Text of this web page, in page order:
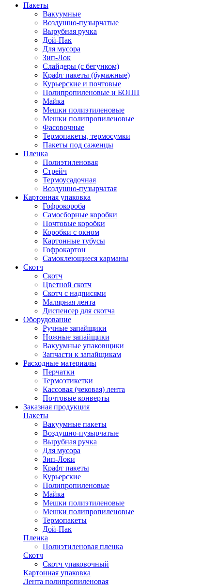
Пакеты
Вакуумные
Воздушно-пузырчатые
Вырубная ручка
Дой-Пак
Для мусора
Зип-Лок
Слайдеры (с бегунком)
Крафт пакеты (бумажные)
Курьерские и почтовые
Полипропиленовые и БОПП
Майка
Мешки полиэтиленовые
Мешки полипропиленовые
Фасовочные
Термопакеты, термосумки
Пакеты под саженцы
Пленка
Полиэтиленовая
Стрейч
Термоусадочная
Воздушно-пузырчатая
Картонная упаковка
Гофрокороба
Самосборные коробки
Почтовые коробки
Коробки с окном
Картонные тубусы
Гофрокартон
Самоклеющиеся карманы
Скотч
Скотч
Цветной скотч
Скотч с надписями
Малярная лента
Диспенсер для скотча
Оборудование
Ручные запайщики
Ножные запайщики
Вакуумные упаковщики
Запчасти к запайщикам
Расходные материалы
Перчатки
Термоэтикетки
Кассовая (чековая) лента
Почтовые конверты
Заказная продукция
Пакеты
Вакуумные пакеты
Воздушно-пузырчатые
Вырубная ручка
Для мусора
Зип-Локи
Крафт пакеты
Курьерские
Полипропиленовые
Майка
Мешки полиэтиленовые
Мешки полипропиленовые
Термопакеты
Дой-Пак
Пленка
Полиэтиленовая пленка
Скотч
Скотч упаковочный
Картонная упаковка
Лента полипропиленовая